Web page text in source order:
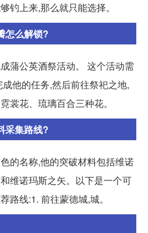
钓上来,那么就只能选择。
怎么解锁?
蒲公英酒祭活动。 这个活动需
他的任务,然后前往祭祀之地,
裳花、琉璃百合三种花。
采集路线?
的名称,他的突破材料包括维诺
维诺玛斯之矢。以下是一个可
路线:1. 前往蒙德城,城。